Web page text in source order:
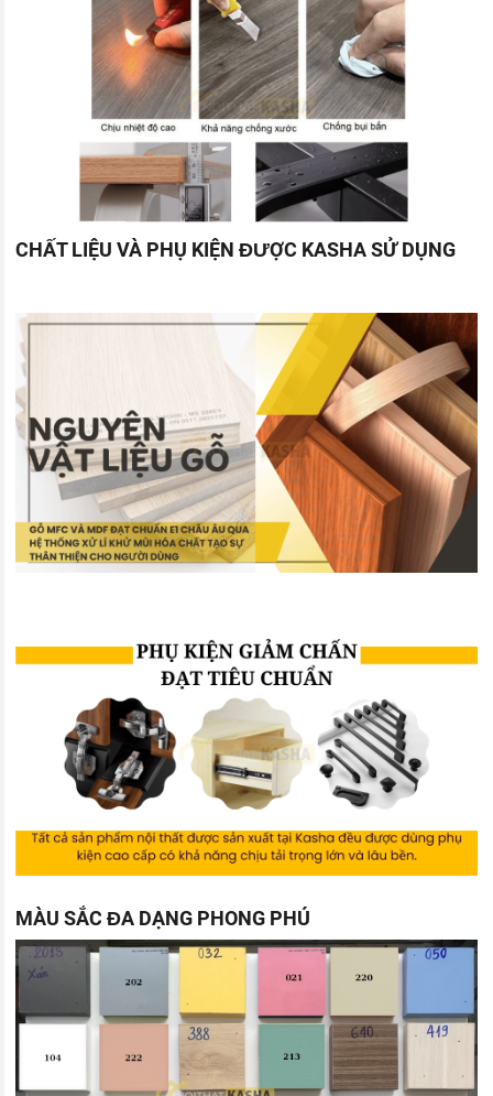
CHẤT LIỆU VÀ PHỤ KIỆN ĐƯỢC KASHA SỬ DỤNG
MÀU SẮC ĐA DẠNG PHONG PHÚ